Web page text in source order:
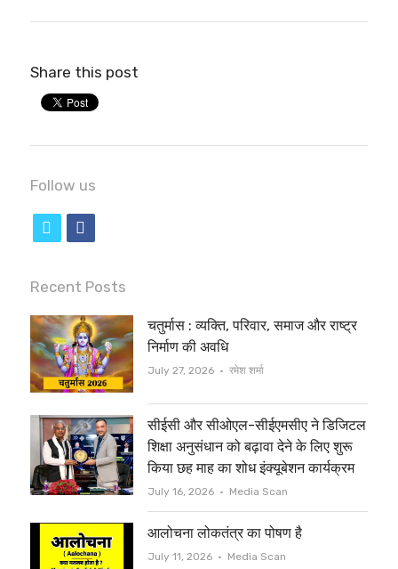
Share this post
Follow us
i
t
t
e
r
c
e
b
o
o
k
Recent Posts
चतुर्मास : व्यक्ति, परिवार, समाज और राष्ट्र
निर्माण की अवधि
July 27, 2026 Author
रमेश शर्मा
सीईसी और सीओएल-सीईएमसीए ने डिजिटल
शिक्षा अनुसंधान को बढ़ावा देने के लिए शुरू
किया छह माह का शोध इंक्यूबेशन कार्यक्रम
July 16, 2026 Author
Media Scan
आलोचना लोकतंत्र का पोषण है
July 11, 2026 Author
Media Scan